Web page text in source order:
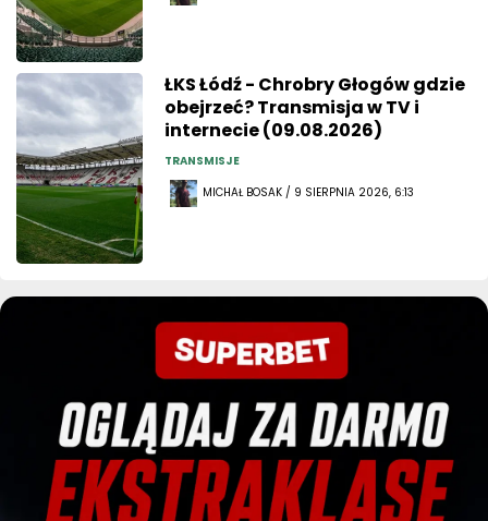
ŁKS Łódź - Chrobry Głogów gdzie
obejrzeć? Transmisja w TV i
internecie (09.08.2026)
TRANSMISJE
MICHAŁ BOSAK / 9 SIERPNIA 2026, 6:13